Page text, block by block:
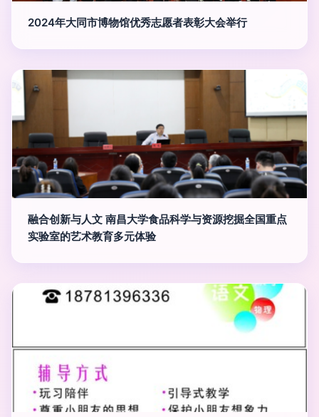
2024年大同市博物馆优秀志愿者表彰大会举行
融合创新与人文 南昌大学食品科学与资源挖掘全国重点
实验室的艺术教育多元体验